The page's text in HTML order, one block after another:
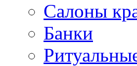
Салоны
Банки